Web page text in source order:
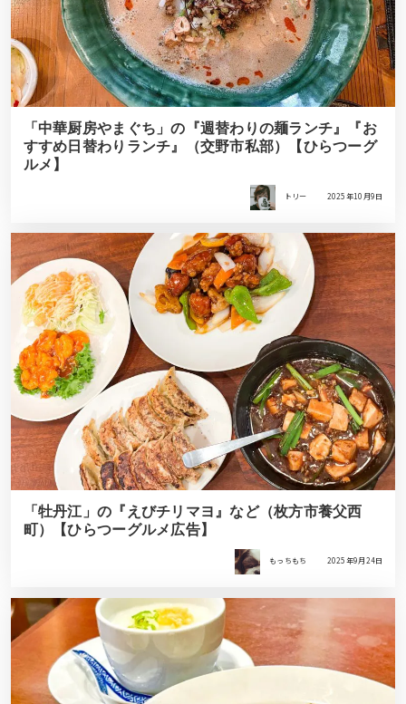
「中華厨房やまぐち」の『週替わりの麺ランチ』『お
すすめ日替わりランチ』（交野市私部）【ひらつーグ
ルメ】
トリー 2025年10月9日
「牡丹江」の『えびチリマヨ』など（枚方市養父西
町）【ひらつーグルメ広告】
もっちもち 2025年9月24日